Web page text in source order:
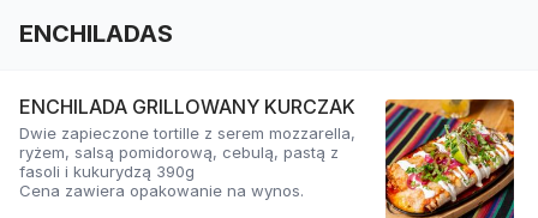
ENCHILADAS
ENCHILADA GRILLOWANY KURCZAK
Dwie zapieczone tortille z serem mozzarella,
ryżem, salsą pomidorową, cebulą, pastą z
fasoli i kukurydzą 390g
Cena zawiera opakowanie na wynos.